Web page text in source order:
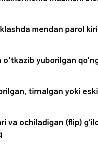
mendan parol
o'tkazib yuborilgan
tirnalgan yoki
va ochiladigan (flip)